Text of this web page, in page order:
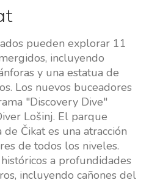
pueden explorar 11
incluyendo
y una estatua de
Los nuevos buceadores
"Discovery Dive"
Lošinj. El parque
Čikat es una atracción
de todos los niveles.
a profundidades
incluyendo cañones del